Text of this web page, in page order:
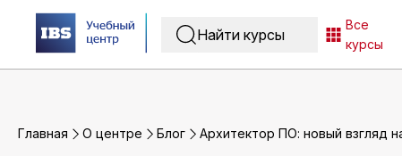
Все
курсы
Главная O центре Блог Архитектор ПО: новый взгляд